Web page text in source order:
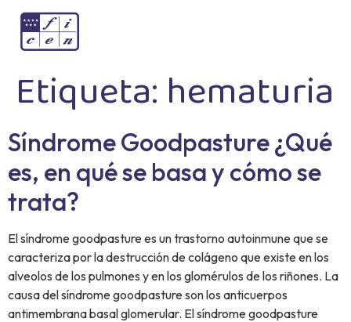
Etiqueta: hematuria
Síndrome Goodpasture ¿Qué
es, en qué se basa y cómo se
trata?
El síndrome goodpasture es un trastorno autoinmune que se
caracteriza por la destrucción de colágeno que existe en los
alveolos de los pulmones y en los glomérulos de los riñones. La
causa del síndrome goodpasture son los anticuerpos
antimembrana basal glomerular. El síndrome goodpasture